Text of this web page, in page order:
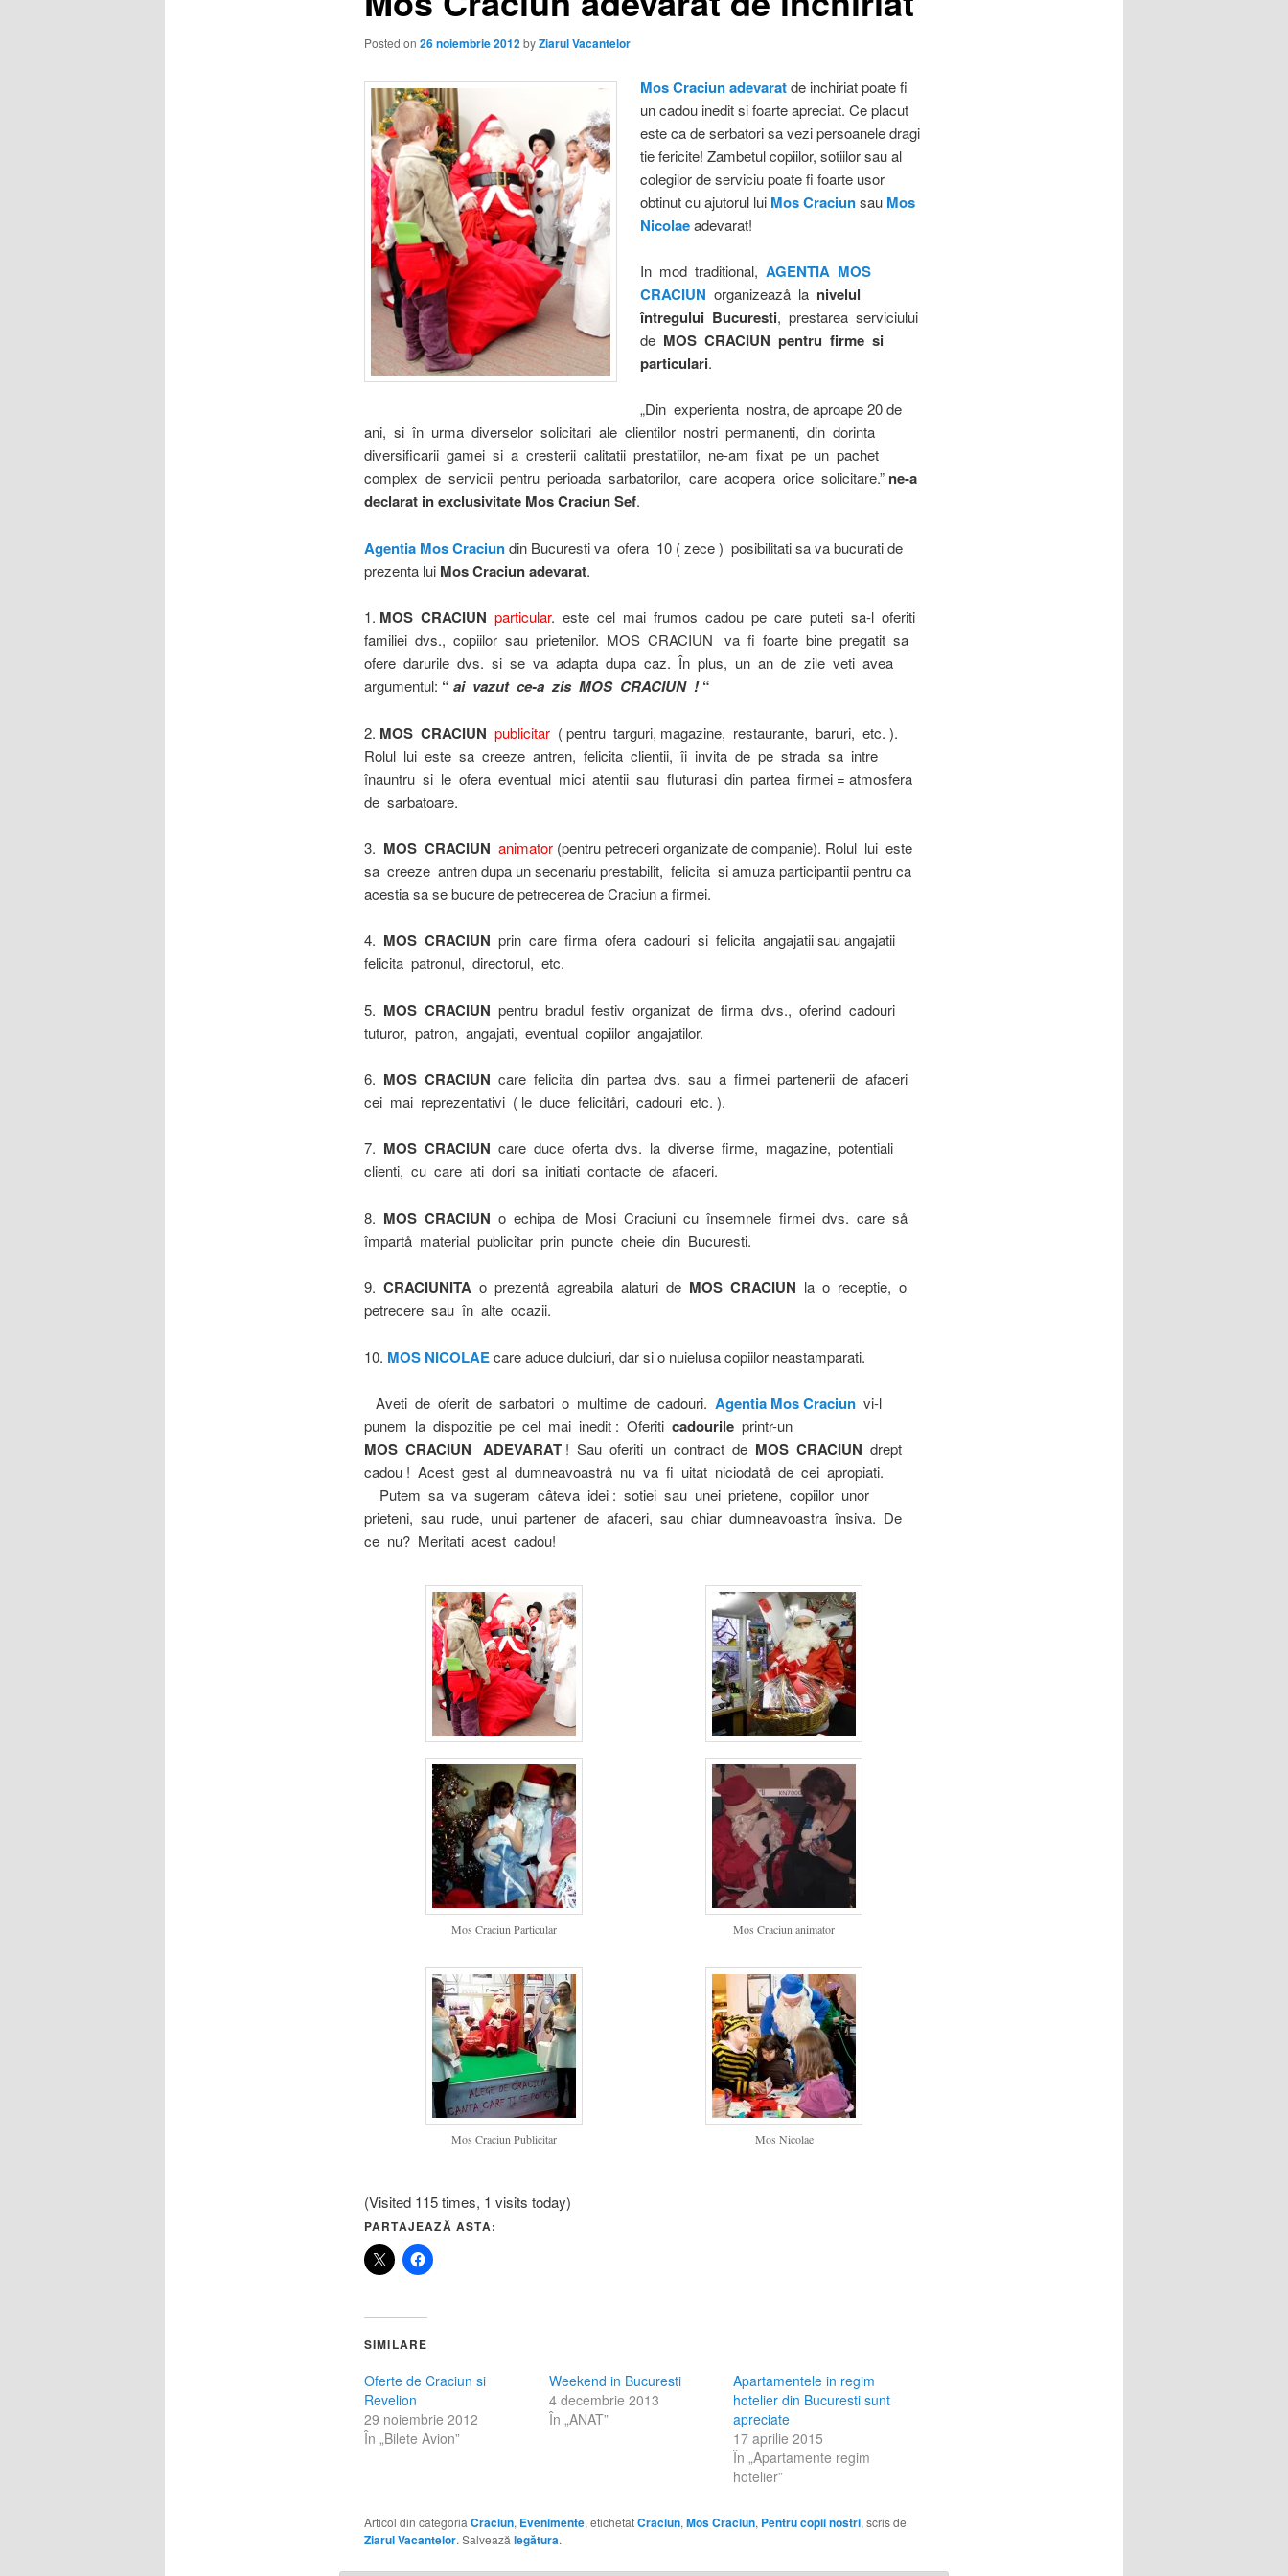
Posted on 26 noiembrie 2012byZiarul Vacantelor
Mos Craciun adevarat de inchiriat poate fi
un cadou inedit si foarte apreciat. Ce placut
este ca de serbatori sa vezi persoanele dragi
tie fericite! Zambetul copiilor, sotiilor sau al
colegilor de serviciu poate fi foarte usor
obtinut cu ajutorul lui Mos Craciunsau Mos
Nicolae adevarat!
In mod traditional,AGENTIA MOS
CRACIUN organizeazå la nivelul
întregului Bucuresti, prestarea serviciului
de MOS CRACIUN pentru firme si
particulari.
„Din experienta nostra, de aproape 20 de
ani, si în urma diverselor solicitari ale clientilor nostri permanenti, din dorinta
diversificarii gamei si a cresterii calitatii prestatiilor, ne-am fixat pe un pachet
complex de servicii pentru perioada sarbatorilor, care acopera orice solicitare.” ne-a
declarat in exclusivitate Mos Craciun Sef.
Agentia Mos Craciundin Bucuresti va ofera 10 ( zece ) posibilitati sa va bucurati de
prezenta lui Mos Craciun adevarat.
1. MOS CRACIUN particular. este cel mai frumos cadou pe care puteti sa-l oferiti
familiei dvs., copiilor sau prietenilor. MOS CRACIUN va fi foarte bine pregatit sa
ofere darurile dvs. si se va adapta dupa caz. În plus, un an de zile veti avea
argumentul: “ ai vazut ce-a zis MOS CRACIUN !“
2. MOS CRACIUN publicitar( pentru targuri, magazine, restaurante, baruri, etc. ).
Rolul lui este sa creeze antren, felicita clientii, îi invita de pe strada sa intre
înauntru si le ofera eventual mici atentii sau fluturasi din partea firmei = atmosfera
de sarbatoare.
3. MOS CRACIUN animator(pentru petreceri organizate de companie). Rolul lui este
sa creeze antren dupa un secenariu prestabilit, felicita si amuza participantii pentru ca
acestia sa se bucure de petrecerea de Craciun a firmei.
4. MOS CRACIUN prin care firma ofera cadouri si felicita angajatii sau angajatii
felicita patronul, directorul, etc.
5. MOS CRACIUN pentru bradul festiv organizat de firma dvs., oferind cadouri
tuturor, patron, angajati, eventual copiilor angajatilor.
6. MOS CRACIUN care felicita din partea dvs. sau a firmei partenerii de afaceri
cei mai reprezentativi ( le duce felicitåri, cadouri etc. ).
7. MOS CRACIUN care duce oferta dvs. la diverse firme, magazine, potentiali
clienti, cu care ati dori sa initiati contacte de afaceri.
8. MOS CRACIUN o echipa de Mosi Craciuni cu însemnele firmei dvs. care så
împartå material publicitar prin puncte cheie din Bucuresti.
9. CRACIUNITAo prezentå agreabila alaturi de MOS CRACIUN la o receptie, o
petrecere sau în alte ocazii.
10. MOS NICOLAEcare aduce dulciuri, dar si o nuielusa copiilor neastamparati.
Aveti de oferit de sarbatori o multime de cadouri. Agentia Mos Craciun vi-l
punem la dispozitie pe cel mai inedit : Oferiti cadourileprintr-un
MOS CRACIUN ADEVARAT! Sau oferiti un contract de MOS CRACIUN drept
cadou ! Acest gest al dumneavoastrå nu va fi uitat niciodatå de cei apropiati.
Putem sa va sugeram câteva idei : sotiei sau unei prietene, copiilor unor
prieteni, sau rude, unui partener de afaceri, sau chiar dumneavoastra însiva. De
ce nu? Meritati acest cadou!
Mos Craciun Particular Mos Craciun animator
Mos Craciun Publicitar Mos Nicolae
(Visited 115 times, 1 visits today)
PARTAJEAZĂ ASTA:
SIMILARE
Oferte de Craciun si
Revelion
29 noiembrie 2012
În „Bilete Avion”
Weekend in Bucuresti
4 decembrie 2013
În „ANAT”
Apartamentele in regim
hotelier din Bucuresti sunt
apreciate
17 aprilie 2015
În „Apartamente regim
hotelier”
Articol din categoria Craciun, Evenimente, etichetatCraciun, Mos Craciun, Pentru copii nostri, scris de
Ziarul Vacantelor. Salvează legătura.